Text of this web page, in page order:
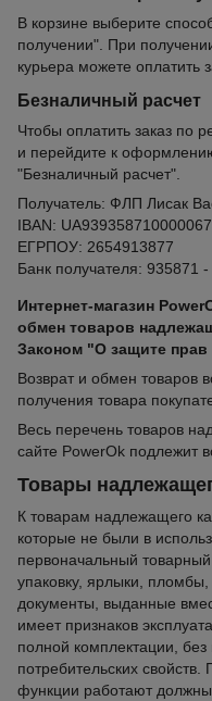
В корзине выберите
получении". При
курьера можете оплатить
Безналичный расчет
Чтобы оплатить заказ по
и перейдите к
"Безналичный расчет".
Получатель: ФЛП Лисак
IBAN:
ЕГРПОУ: 2654913877
Банк получателя:
Интернет-магазин
обмен товаров
Законом "О защите прав
Возврат и обмен товаров
получения товара
Весь перечень товаров
сайте PowerOk подлежит
Товары
К товарам надлежащего
которые не были в
первоначальный
упаковку, ярлыки,
документы, выданные
имеет признаков
полной комплектации,
потребительских
функции работают